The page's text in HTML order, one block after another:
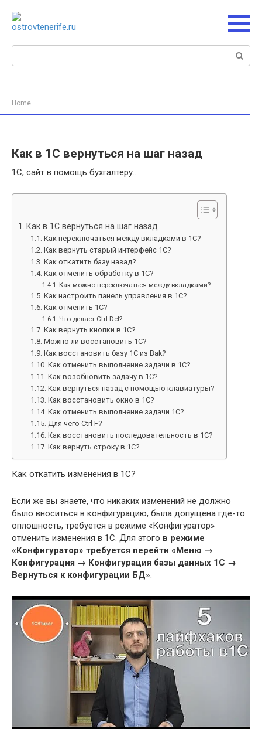
контенту
Поиск:
Home
Как в 1С вернуться на шаг назад
1С, сайт в помощь бухгалтеру…
Как в 1С вернуться на шаг назад
Как переключаться между вкладками в 1С?
Как вернуть старый интерфейс 1С?
Как откатить базу назад?
Как отменить обработку в 1С?
Как можно переключаться между вкладками?
Как настроить панель управления в 1С?
Как отменить 1С?
Что делает Ctrl Del?
Как вернуть кнопки в 1С?
Можно ли восстановить 1С?
Как восстановить базу 1С из Bak?
Как отменить выполнение задачи в 1С?
Как возобновить задачу в 1С?
Как вернуться назад с помощью клавиатуры?
Как восстановить окно в 1С?
Как отменить выполнение задачи 1С?
Для чего Ctrl F?
Как восстановить последовательность в 1С?
Как вернуть строку в 1С?
Как откатить изменения в 1С?
Если же вы знаете, что никаких изменений не должно
было вноситься в конфигурацию, была допущена где-то
оплошность, требуется в режиме «Конфигуратор»
отменить изменения в 1С. Для этого в режиме
«Конфигуратор» требуется перейти «Меню →
Конфигурация → Конфигурация базы данных 1С →
Вернуться к конфигурации БД».